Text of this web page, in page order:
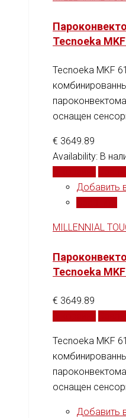
Tecnoeka
Tecnoeka MKF
оснащен
€ 3649.89
Availability: В
Добавить
MILLENNIAL
Tecnoeka
€ 3649.89
Tecnoeka MKF
оснащен
Добавить